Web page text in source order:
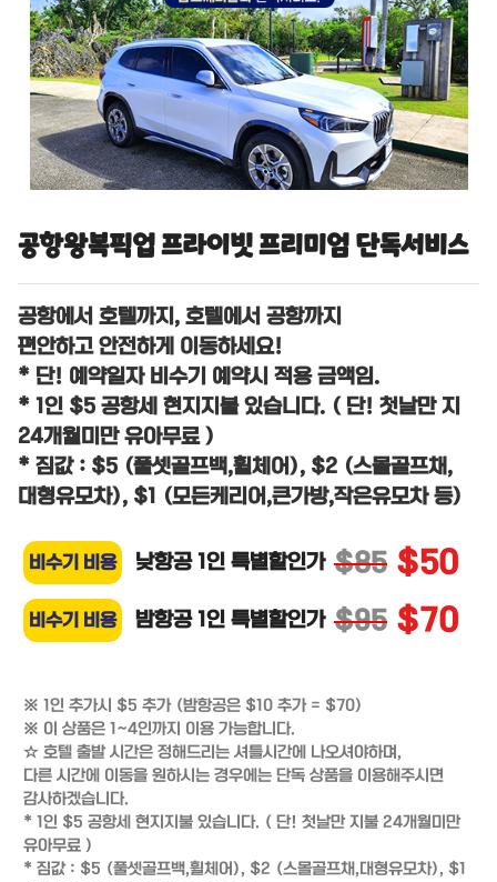
공항왕복픽업 프라이빗 프리미엄 단독서비스
공항에서 호텔까지, 호텔에서 공항까지
편안하고 안전하게 이동하세요!
* 단! 예약일자 비수기 예약시 적용 금액임.
* 1인 $5 공항세 현지지불 있습니다. ( 단! 첫날만 지
24개월미만 유아무료 )
* 짐값 : $5 (풀셋골프백,휠체어), $2 (스몰골프채,
대형유모차), $1 (모든케리어,큰가방,작은유모차 등)
비수기 비용 낮항공 1인 특별할인가 $85 $50
비수기 비용 밤항공 1인 특별할인가 $95 $70
※ 1인 추가시 $5 추가 (밤항공은 $10 추가 = $70)
※ 이 상품은 1~4인까지 이용 가능합니다.
☆ 호텔 출발 시간은 정해드리는 셔틀시간에 나오셔야하며,
다른 시간에 이동을 원하시는 경우에는 단독 상품을 이용해주시면
감사하겠습니다.
* 1인 $5 공항세 현지지불 있습니다. ( 단! 첫날만 지불 24개월미만
유아무료 )
* 짐값 : $5 (풀셋골프백,휠체어), $2 (스몰골프채,대형유모차), $1